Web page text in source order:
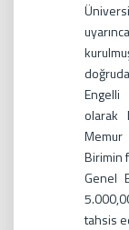
Engelli
olarak
Memur
Birimin
Genel
tahsis